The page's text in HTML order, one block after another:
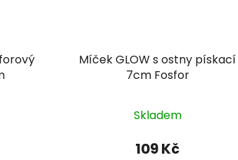
Míček GLOW s ostny pískací
7cm Fosfor
Skladem
109 Kč